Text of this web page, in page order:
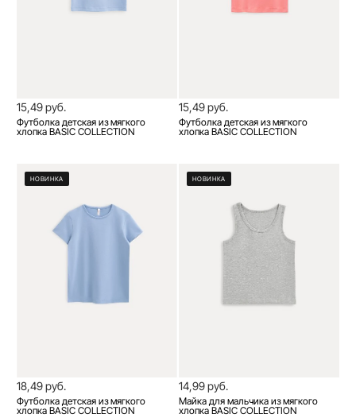
15,49 руб.
Футболка детская из мягкого
хлопка BASIC COLLECTION
15,49 руб.
Футболка детская из мягкого
хлопка BASIC COLLECTION
НОВИНКА
18,49 руб.
Футболка детская из мягкого
хлопка BASIC COLLECTION
НОВИНКА
14,99 руб.
Майка для мальчика из мягкого
хлопка BASIC COLLECTION